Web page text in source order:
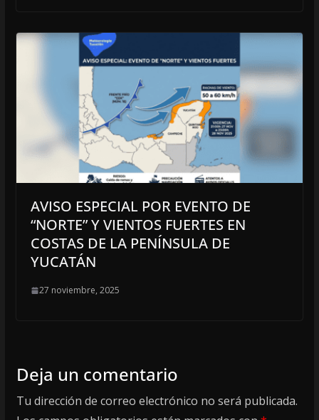
AVISO ESPECIAL POR EVENTO DE
“NORTE” Y VIENTOS FUERTES EN
COSTAS DE LA PENÍNSULA DE
YUCATÁN
27 noviembre, 2025
Deja un comentario
Tu dirección de correo electrónico no será publicada.